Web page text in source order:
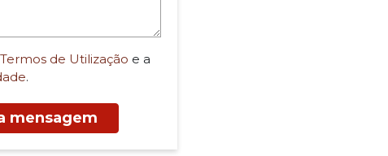
Termos de Utilização e a
.
mensagem